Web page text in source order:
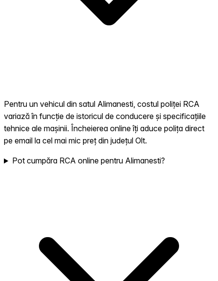
Pentru un vehicul din satul Alimanesti, costul poliței RCA
variază în funcție de istoricul de conducere și specificațiile
tehnice ale mașinii. Încheierea online îți aduce polița direct
pe email la cel mai mic preț din județul Olt.
Pot cumpăra RCA online pentru Alimanesti?